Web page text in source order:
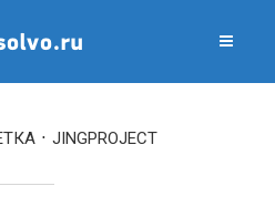
JINGPROJECT